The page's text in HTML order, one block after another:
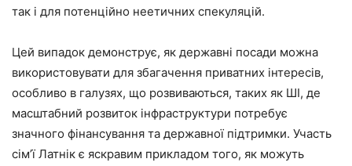
так і для потенційно неетичних спекуляцій.
Цей випадок демонструє, як державні посади можна
використовувати для збагачення приватних інтересів,
особливо в галузях, що розвиваються, таких як ШІ, де
масштабний розвиток інфраструктури потребує
значного фінансування та державної підтримки. Участь
сім’ї Латнік є яскравим прикладом того, як можуть